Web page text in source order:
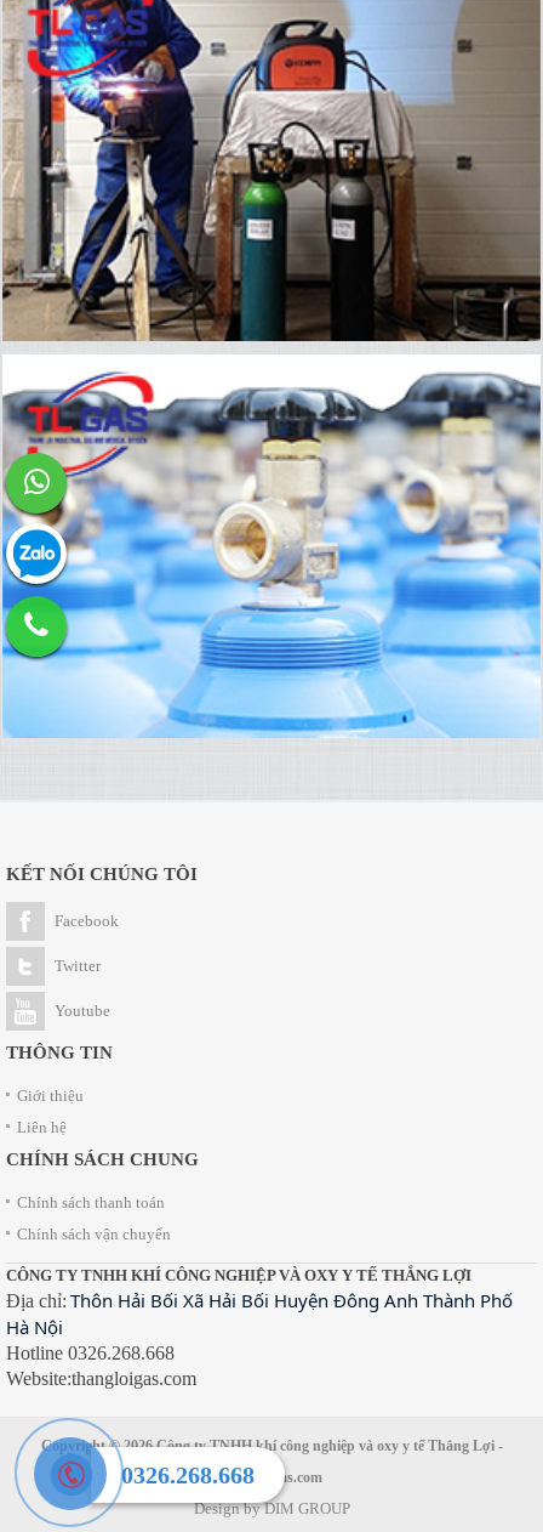
KẾT NỐI CHÚNG TÔI
Facebook
Twitter
Youtube
THÔNG TIN
Giới thiệu
Liên hệ
CHÍNH SÁCH CHUNG
Chính sách thanh toán
Chính sách vận chuyển
CÔNG TY TNHH KHÍ CÔNG NGHIỆP VÀ OXY Y TẾ THẮNG LỢI
Địa chỉ: Thôn Hải Bối Xã Hải Bối Huyện Đông Anh Thành Phố
Hà Nội
Hotline 0326.268.668
Website:thangloigas.com
Copyright © 2026Công ty TNHH khí công nghiệp và oxy y tế Thắng Lợi-
thangloigas.com
Design byDIM GROUP
0326.268.668